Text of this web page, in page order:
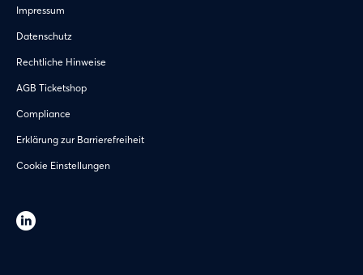
Impressum
Datenschutz
Rechtliche Hinweise
AGB Ticketshop
Compliance
Erklärung zur Barrierefreiheit
Cookie Einstellungen